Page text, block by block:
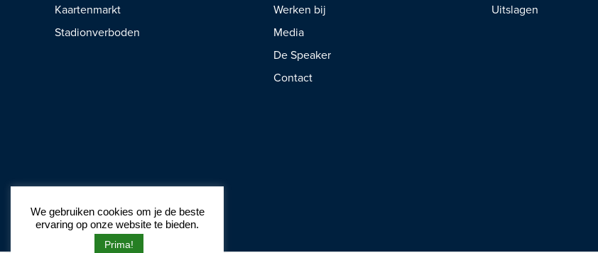
Kaartenmarkt
Stadionverboden
Werken bij
Media
De Speaker
Contact
Uitslagen
We gebruiken cookies om je de beste
ervaring op onze website te bieden.
Prima!